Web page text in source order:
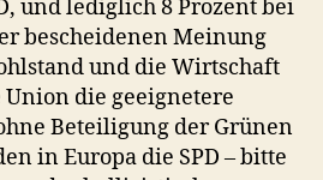
und lediglich 8 Prozent bei
bescheidenen Meinung
und die Wirtschaft
die geeignetere
Beteiligung der Grünen
in Europa die SPD – bitte